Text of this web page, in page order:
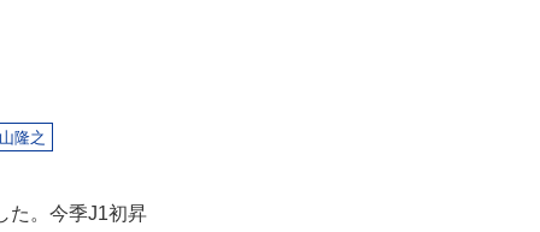
隆之
た。今季J1初昇